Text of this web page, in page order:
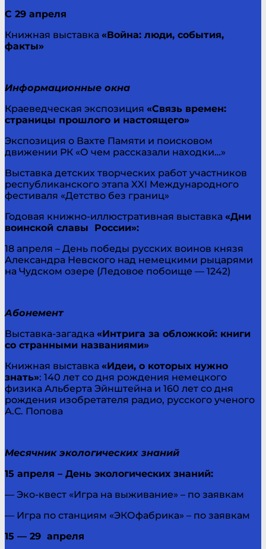
С 29 апреля
Книжная выставка «Война: люди, события,
факты»
Информационные окна
Краеведческая экспозиция «Связь времен:
страницы прошлого и настоящего»
Экспозиция о Вахте Памяти и поисковом
движении РК «О чем рассказали находки…»
Выставка детских творческих работ участников
республиканского этапа XXI Международного
фестиваля «Детство без границ»
Годовая книжно-иллюстративная выставка «Дни
воинской славы России»:
18 апреля – День победы русских воинов князя
Александра Невского над немецкими рыцарями
на Чудском озере (Ледовое побоище — 1242)
Абонемент
Выставка-загадка «Интрига за обложкой: книги
со странными названиями»
Книжная выставка «Идеи, о которых нужно
знать»: 140 лет со дня рождения немецкого
физика Альберта Эйнштейна и 160 лет со дня
рождения изобретателя радио, русского ученого
А.С. Попова
Месячник экологических знаний
15 апреля – День экологических знаний:
— Эко-квест «Игра на выживание» – по заявкам
— Игра по станциям «ЭКОфабрика» – по заявкам
15 — 29 апреля